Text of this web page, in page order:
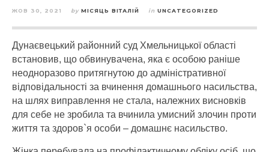
ЖОВ 30, 2021 by МІСЯЦЬ ВІТАЛІЙ in UNCATEGORIZED
Дунаєвецький районний суд Хмельницької області
встановив, що обвинувачена, яка є особою раніше
неодноразово притягнутою до адміністративної
відповідальності за вчинення домашнього насильства,
на шлях виправлення не стала, належних висновків
для себе не зробила та вчинила умисний злочин проти
життя та здоров`я особи – домашнє насильство.